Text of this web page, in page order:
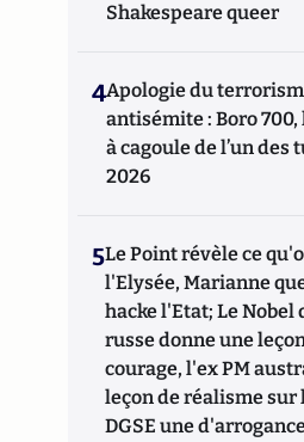
Shakespeare queer
4Apologie du
antisémite : Boro
à cagoule de l’un des
2026
5Le Point révèle ce
l'Elysée, Marianne
hacke l'Etat; Le Nobel
russe donne une
courage, l'ex PM
leçon de réalisme sur
DGSE une